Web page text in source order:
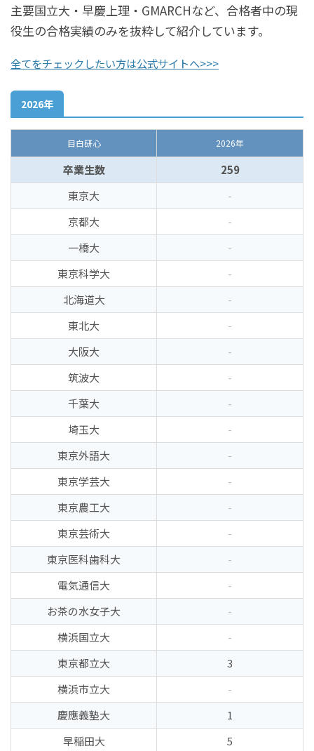
主要国立大・早慶上理・GMARCHなど、合格者中の現
役生の合格実績のみを抜粋して紹介しています。
全てをチェックしたい方は公式サイトへ>>>
2026年
目白研心 2026年
卒業生数
259
東京大
-
京都大
-
一橋大
-
東京科学大
-
北海道大
-
東北大
-
大阪大
-
筑波大
-
千葉大
-
埼玉大
-
東京外語大
-
東京学芸大
-
東京農工大
-
東京芸術大
-
東京医科歯科大
-
電気通信大
-
お茶の水女子大
-
横浜国立大
-
東京都立大
3
横浜市立大
-
慶應義塾大
1
早稲田大
5